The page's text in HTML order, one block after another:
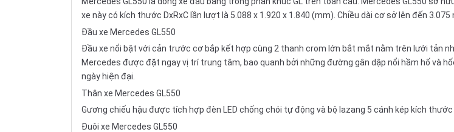
xe này có kích thước DxRxC lần lượt là 5.088 x 1.920 x 1.840 (mm). Chiều dài cơ sở lên đến 3.075
Đầu xe Mercedes GL550
Đầu xe nổi bật với cản trước cơ bắp kết hợp cùng 2 thanh crom lớn bắt mắt nằm trên lưới tản
Mercedes được đặt ngay vị trí trung tâm, bao quanh bởi những đường gân dập nổi hầm hố và
ngày hiện đại.
Thân xe Mercedes GL550
Gương chiếu hậu được tích hợp đèn LED chống chói tự động và bộ lazang 5 cánh kép kích
Đuôi xe Mercedes GL550